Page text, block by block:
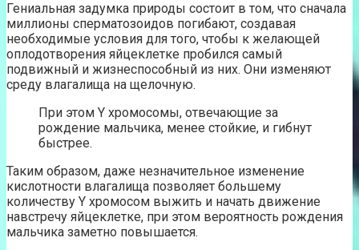
Гениальная задумка природы состоит в том, что сначала
миллионы сперматозоидов погибают, создавая
необходимые условия для того, чтобы к желающей
оплодотворения яйцеклетке пробился самый
подвижный и жизнеспособный из них. Они изменяют
среду влагалища на щелочную.
При этом Y хромосомы, отвечающие за
рождение мальчика, менее стойкие, и гибнут
быстрее.
Таким образом, даже незначительное изменение
кислотности влагалища позволяет большему
количеству Y хромосом выжить и начать движение
навстречу яйцеклетке, при этом вероятность рождения
мальчика заметно повышается.